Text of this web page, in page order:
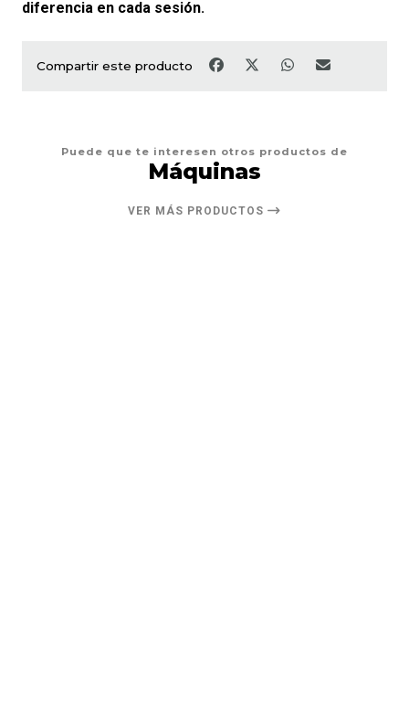
diferencia en cada sesión.
Compartir este producto
Puede que te interesen otros productos de
Máquinas
VER MÁS PRODUCTOS